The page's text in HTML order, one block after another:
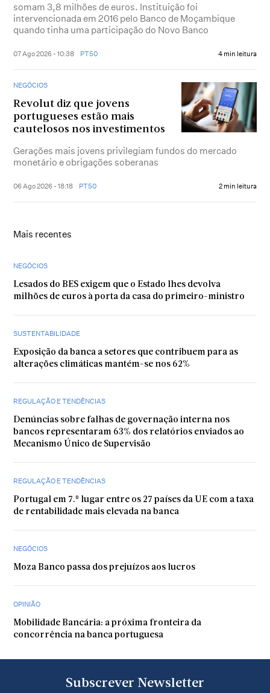
somam 3,8 milhões de euros. Instituição foi
intervencionada em 2016 pelo Banco de Moçambique
quando tinha uma participação do Novo Banco
07 Ago 2026 - 10:38 PT50 4 min leitura
NEGÓCIOS
Revolut diz que jovens
portugueses estão mais
cautelosos nos investimentos
Gerações mais jovens privilegiam fundos do mercado
monetário e obrigações soberanas
06 Ago 2026 - 18:18 PT50 2 min leitura
Mais recentes
NEGÓCIOS
Lesados do BES exigem que o Estado lhes devolva
milhões de euros à porta da casa do primeiro-ministro
SUSTENTABILIDADE
Exposição da banca a setores que contribuem para as
alterações climáticas mantém-se nos 62%
REGULAÇÃO E TENDÊNCIAS
Denúncias sobre falhas de governação interna nos
bancos representaram 63% dos relatórios enviados ao
Mecanismo Único de Supervisão
REGULAÇÃO E TENDÊNCIAS
Portugal em 7.º lugar entre os 27 países da UE com a taxa
de rentabilidade mais elevada na banca
NEGÓCIOS
Moza Banco passa dos prejuízos aos lucros
OPINIÃO
Mobilidade Bancária: a próxima fronteira da
concorrência na banca portuguesa
Subscrever Newsletter